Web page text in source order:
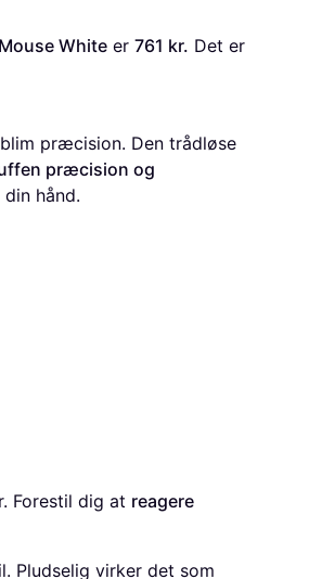
White er 761 kr. Det er
præcision. Den trådløse
præcision og
hånd.
Forestil dig at reagere
Pludselig virker det som